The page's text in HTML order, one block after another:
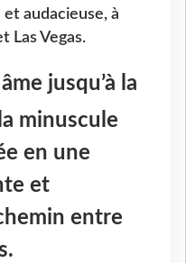
audacieuse, à
Las Vegas.
jusqu’à la
minuscule
en une
et
entre